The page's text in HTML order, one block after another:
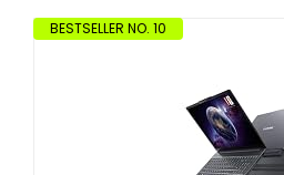
BESTSELLER NO. 10